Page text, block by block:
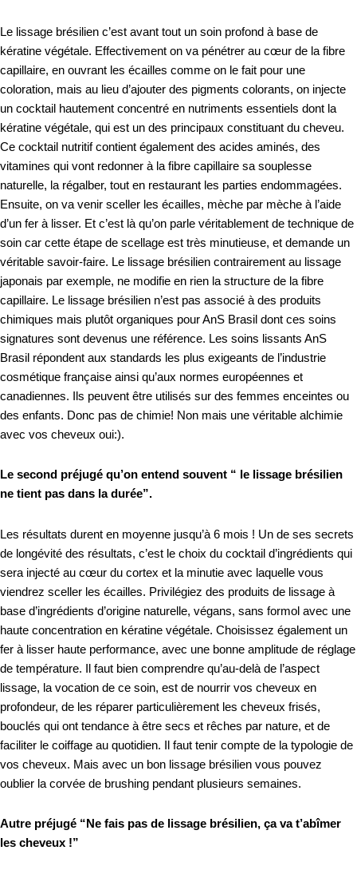
Le lissage brésilien c’est avant tout un soin profond à base de
kératine végétale. Effectivement on va pénétrer au cœur de la fibre
capillaire, en ouvrant les écailles comme on le fait pour une
coloration, mais au lieu d’ajouter des pigments colorants, on injecte
un cocktail hautement concentré en nutriments essentiels dont la
kératine végétale, qui est un des principaux constituant du cheveu.
Ce cocktail nutritif contient également des acides aminés, des
vitamines qui vont redonner à la fibre capillaire sa souplesse
naturelle, la régalber, tout en restaurant les parties endommagées.
Ensuite, on va venir sceller les écailles, mèche par mèche à l’aide
d’un fer à lisser. Et c’est là qu’on parle véritablement de technique de
soin car cette étape de scellage est très minutieuse, et demande un
véritable savoir-faire. Le lissage brésilien contrairement au lissage
japonais par exemple, ne modifie en rien la structure de la fibre
capillaire. Le lissage brésilien n’est pas associé à des produits
chimiques mais plutôt organiques pour AnS Brasil dont ces soins
signatures sont devenus une référence. Les soins lissants AnS
Brasil répondent aux standards les plus exigeants de l’industrie
cosmétique française ainsi qu’aux normes européennes et
canadiennes. Ils peuvent être utilisés sur des femmes enceintes ou
des enfants. Donc pas de chimie! Non mais une véritable alchimie
avec vos cheveux oui:).
Le second préjugé qu’on entend souvent “ le lissage brésilien
ne tient pas dans la durée”.
Les résultats durent en moyenne jusqu’à 6 mois ! Un de ses secrets
de longévité des résultats, c’est le choix du cocktail d’ingrédients qui
sera injecté au cœur du cortex et la minutie avec laquelle vous
viendrez sceller les écailles. Privilégiez des produits de lissage à
base d’ingrédients d’origine naturelle, végans, sans formol avec une
haute concentration en kératine végétale. Choisissez également un
fer à lisser haute performance, avec une bonne amplitude de réglage
de température. Il faut bien comprendre qu’au-delà de l’aspect
lissage, la vocation de ce soin, est de nourrir vos cheveux en
profondeur, de les réparer particulièrement les cheveux frisés,
bouclés qui ont tendance à être secs et rêches par nature, et de
faciliter le coiffage au quotidien. Il faut tenir compte de la typologie de
vos cheveux. Mais avec un bon lissage brésilien vous pouvez
oublier la corvée de brushing pendant plusieurs semaines.
Autre préjugé “Ne fais pas de lissage brésilien, ça va t’abîmer
les cheveux !”